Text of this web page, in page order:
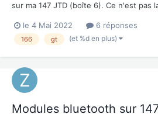
sur ma 147 JTD (boîte 6). Ce n'est pas
reste enclenchée au point mort, ou en
qu'on met un peu de...
le 4 Mai 2022 6 réponses
166 gt (et %d en plus)
Modules bluetooth sur